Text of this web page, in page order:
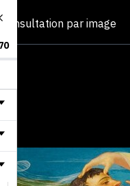
Consultation par image